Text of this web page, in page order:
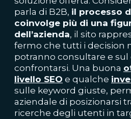
parla di B2B, il processo
coinvolge più di una
dell’azienda, il sito
fermo che tutti i decision
potranno consultare e
confrontarsi. Una buona
livello SEO e qualche
sulle keyword giuste,
aziendale di posizionarsi
ricerche degli utenti in